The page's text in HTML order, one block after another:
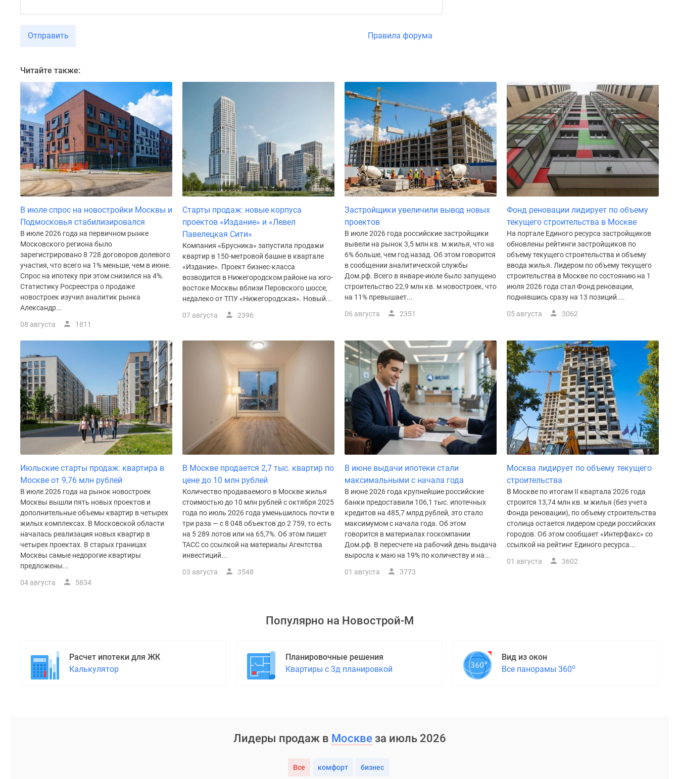
Апартаменты
ипотека
скидками
новостроек
Субсидированная
застройщиком
Rutube
Москве
Программа
Москве
Новостройки
премиум-
класса
Новостройки
бизнес-
класса
Траншевая
коттеджи
Коттеджные
поселки
Новой
Москве
Строящиеся
коттеджные
поселки
Коттеджные
поселки
Коттеджные
поселки
Коттеджные
Отправить Правила форума
Читайте также:
В июле спрос на новостройки Москвы и
Подмосковья стабилизировался
В июле 2026 года на первичном рынке
Московского региона было
зарегистрировано 8 728 договоров долевого
участия, что всего на 1% меньше, чем в июне.
Спрос на ипотеку при этом снизился на 4%.
Статистику Росреестра о продаже
новостроек изучил аналитик рынка
Александр...
08 августа 1811
Старты продаж: новые корпуса
проектов «Издание» и «Левел
Павелецкая Сити»
Компания «Брусника» запустила продажи
квартир в 150-метровой башне в квартале
«Издание». Проект бизнес-класса
возводится в Нижегородском районе на юго-
востоке Москвы вблизи Перовского шоссе,
недалеко от ТПУ «Нижегородская». Новый...
07 августа 2396
Застройщики увеличили вывод новых
проектов
В июле 2026 года российские застройщики
вывели на рынок 3,5 млн кв. м жилья, что на
6% больше, чем год назад. Об этом говорится
в сообщении аналитической службы
Дом.рф. Всего в январе-июле было запущено
строительство 22,9 млн кв. м новостроек, что
на 11% превышает...
06 августа 2351
Фонд реновации лидирует по объему
текущего строительства в Москве
На портале Единого ресурса застройщиков
обновлены рейтинги застройщиков по
объему текущего строительства и объему
ввода жилья. Лидером по объему текущего
строительства в Москве по состоянию на 1
июля 2026 года стал Фонд реновации,
поднявшись сразу на 13 позиций....
05 августа 3062
Июльские старты продаж: квартира в
Москве от 9,76 млн рублей
В июле 2026 года на рынок новостроек
Москвы вышли пять новых проектов и
дополнительные объемы квартир в четырех
жилых комплексах. В Московской области
началась реализация новых квартир в
четырех проектах. В старых границах
Москвы самые недорогие квартиры
предложены...
04 августа 5834
В Москве продается 2,7 тыс. квартир по
цене до 10 млн рублей
Количество продаваемого в Москве жилья
стоимостью до 10 млн рублей с октября 2025
года по июль 2026 года уменьшилось почти в
три раза — с 8 048 объектов до 2 759, то есть
на 5 289 лотов или на 65,7%. Об этом пишет
ТАСС со ссылкой на материалы Агентства
инвестиций...
03 августа 3548
В июне выдачи ипотеки стали
максимальными с начала года
В июне 2026 года крупнейшие российские
банки предоставили 106,1 тыс. ипотечных
кредитов на 485,7 млрд рублей, это стало
максимумом с начала года. Об этом
говорится в материалах госкомпании
Дом.рф. В пересчете на рабочий день выдача
выросла к маю на 19% по количеству и на...
01 августа 3773
Москва лидирует по объему текущего
строительства
В Москве по итогам II квартала 2026 года
строится 13,74 млн кв. м жилья (без учета
Фонда реновации), по объему строительства
столица остается лидером среди российских
городов. Об этом сообщает «Интерфакс» со
ссылкой на рейтинг Единого ресурса...
01 августа 3602
Популярно на Новострой-М
Расчет ипотеки для ЖК
Калькулятор
Планировочные решения
Квартиры с 3д планировкой
Вид из окон
Все панорамы 360о
Лидеры продаж в Москве за июль 2026
Все комфорт бизнес